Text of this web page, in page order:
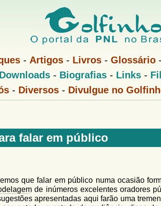
Pular
para
o
principal
- Artigos - Livros - Glossário -
Downloads- Biografias- Links-
- Diversos- Divulgue no
falar em público
que falar em público numa ocasião
de inúmeros excelentes oradores
apresentadas aqui farão uma